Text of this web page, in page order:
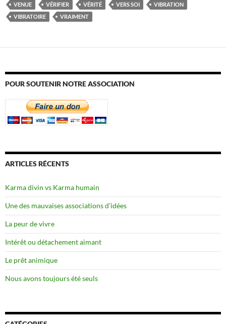
VENUE
VÉRIFIER VÉRITÉ VERS SOI
VIBRATION
VIBRATOIRE
VRAIMENT
POUR SOUTENIR NOTRE ASSOCIATION
ARTICLES RÉCENTS
Karma divin vs Karma humain
Une des mauvaises associations d’idées
La peur de vivre
Intérêt ou détachement aimant
Le prêt animique
Nous avons toujours été seuls